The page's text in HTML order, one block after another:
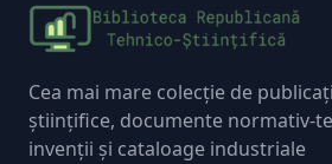
Cea mai mare colecție de
științifice, documente normativ-
invenții și cataloage industriale